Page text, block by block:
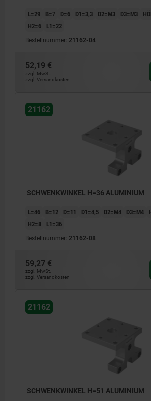
1) D3 für Zylinderschraube ISO 4762
L=29 B=7 D=6 D1=3,3 D2=M3 D3=M3
H2=6
L1=22
Bestellnummer: 21162-04
52,19 €
zzgl. MwSt.
zzgl. Versandkosten
21162
SCHWENKWINKEL H=36 ALUMINIUM
L=46 B=12 D=11 D1=4,5 D2=M4 D3=M4
H2=8
L1=36
Bestellnummer: 21162-08
59,27 €
zzgl. MwSt.
zzgl. Versandkosten
21162
SCHWENKWINKEL H=51 ALUMINIUM